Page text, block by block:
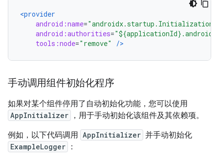
<provider
android:name=
android:authorities=
tools:node="remove" />
手动调用组件初始化程序
如果对某个组件停用了自动初始化功能，您可以使用
AppInitializer
，用于手动初始化该组件及其依赖项。
例如，以下代码调用 AppInitializer 并手动初始化
ExampleLogger ：